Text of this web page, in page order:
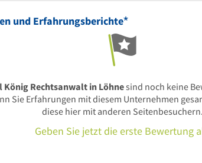
und Erfahrungsberichte*
König Rechtsanwalt in Löhnesind noch keine
Sie Erfahrungen mit diesem Unternehmen
diese hier mit anderen Seitenbesuchern.
Geben Sie jetzt die erste Bewertung